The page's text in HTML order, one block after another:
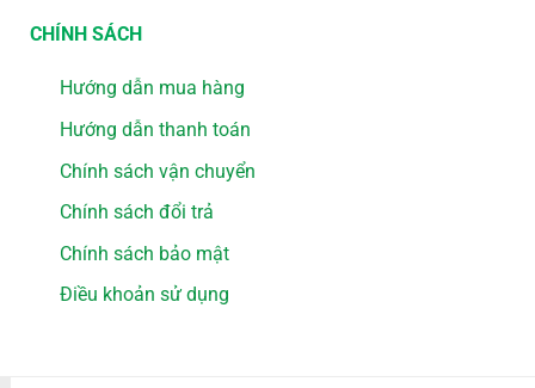
CHÍNH SÁCH
Hướng dẫn mua hàng
Hướng dẫn thanh toán
Chính sách vận chuyển
Chính sách đổi trả
Chính sách bảo mật
Điều khoản sử dụng